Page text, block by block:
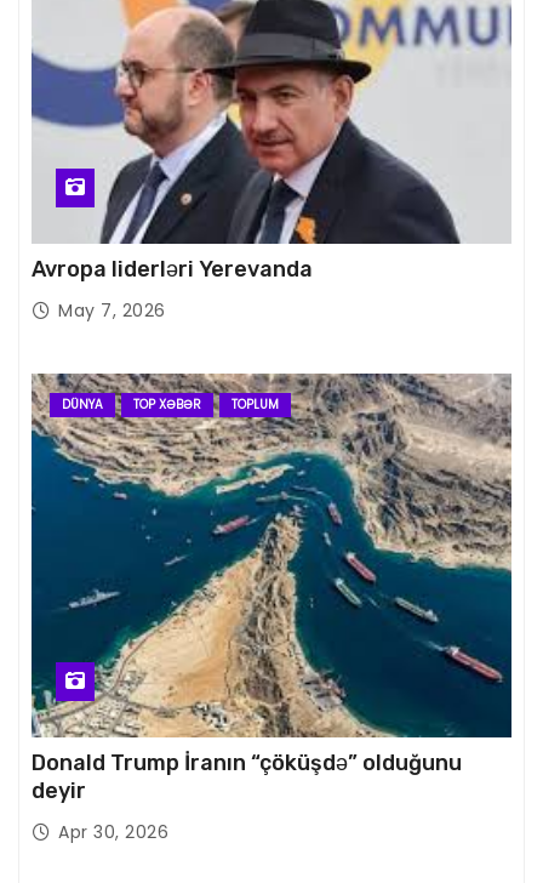
Avropa liderləri Yerevanda
May 7, 2026
DÜNYA TOP XƏBƏR TOPLUM
Donald Trump İranın “çöküşdə” olduğunu
deyir
Apr 30, 2026